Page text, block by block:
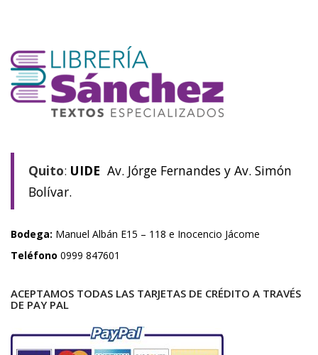
Quito: UIDE Av. Jórge Fernandes y Av. Simón
Bolívar.
Bodega: Manuel Albán E15 – 118 e Inocencio Jácome
Teléfono 0999 847601
ACEPTAMOS TODAS LAS TARJETAS DE CRÉDITO A TRAVÉS
DE PAY PAL